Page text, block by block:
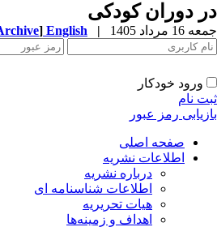
دوران کودکی
مرداد 1405 |
English
[Archive]
ورود خودکار
نام
رمز عبور
صفحه اصلی
اطلاعات نشریه
درباره نشریه
اطلاعات شناسنامه ای
هیات تحریریه
اهداف و زمینه‌ها